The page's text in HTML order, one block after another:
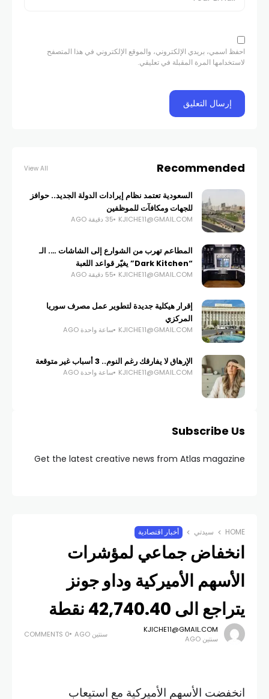
احفظ اسمي، بريدي الإلكتروني، والموقع الإلكتروني في هذا المتصفح
لاستخدامها المرة المقبلة في تعليقي.
Recommended
View All
السعودية تعتمد نظام إيرادات الدولة الجديد.. حوافز
للجهات ومكافآت للموظفين
KJICHE11@GMAIL.COM 35 دقيقة AGO
المطاعم تهرب من الشوارع إلى الشاشات …. الـ
“Dark Kitchen” يغيّر قواعد اللعبة
KJICHE11@GMAIL.COM 55 دقيقة AGO
إقرار هيكلية جديدة لتطوير عمل مصرف سوريا
المركزي
KJICHE11@GMAIL.COM ساعة واحدة AGO
الإرهاق لا يفارقك رغم النوم.. 3 أسباب غير متوقعة
KJICHE11@GMAIL.COM ساعة واحدة AGO
Subscribe Us
Get the latest creative news from Atlas magazine
HOME سيدتي أخبار اقتصادية
انخفاض جماعي لمؤشرات
الأسهم الأميركية وداو جونز
يتراجع الى 42,740.40 نقطة
KJICHE11@GMAIL.COM
سنتين AGO
سنتين AGO 0 COMMENTS
انخفضت الأسهم الأميركية مع استيعاب